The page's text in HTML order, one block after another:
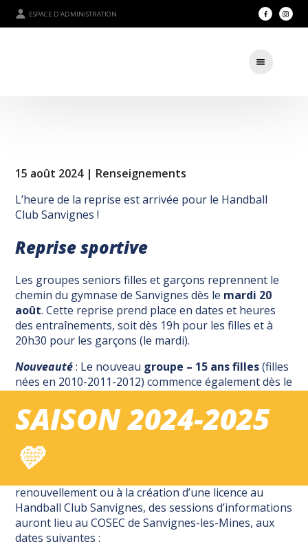
ESPACE D'ADMINISTRATION
SAISON 2024-2025
💛
15 août 2024 | Renseignements
L’heure de la reprise est arrivée pour le Handball
Club Sanvignes !
Reprise sportive
Les groupes seniors filles et garçons reprennent le
chemin du gymnase de Sanvignes dès le mardi 20
août. Cette reprise prend place en dates et heures
des entraînements, soit dès 19h pour les filles et à
20h30 pour les garçons (le mardi).
Nouveauté: Le nouveau groupe – 15 ans filles(filles
nées en 2010-2011-2012) commence également dès le
week-end du 8 septembre.
Permanences & inscriptions
renouvellement ou à la création d’une licence au
Handball Club Sanvignes, des sessions d’informations
auront lieu au COSEC de Sanvignes-les-Mines, aux
dates suivantes :